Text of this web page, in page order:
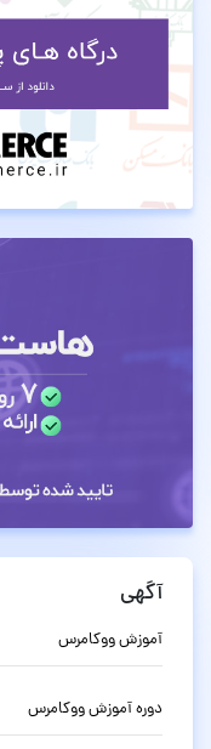
آگهی
آموزش ووکامرس
دوره آموزش ووکامرس